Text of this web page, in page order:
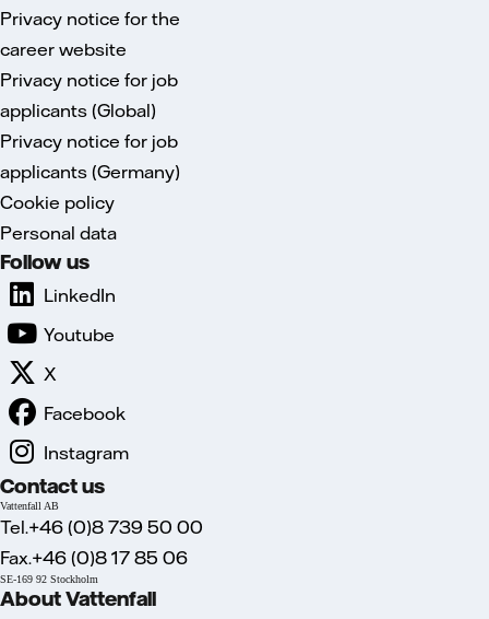
Privacy notice for the
career website
Privacy notice for job
applicants (Global)
Privacy notice for job
applicants (Germany)
Cookie policy
Personal data
Follow us
LinkedIn
Youtube
X
Facebook
Instagram
Contact us
Vattenfall AB
Tel.+46 (0)8 739 50 00
Fax.+46 (0)8 17 85 06
SE-169 92 Stockholm
About Vattenfall